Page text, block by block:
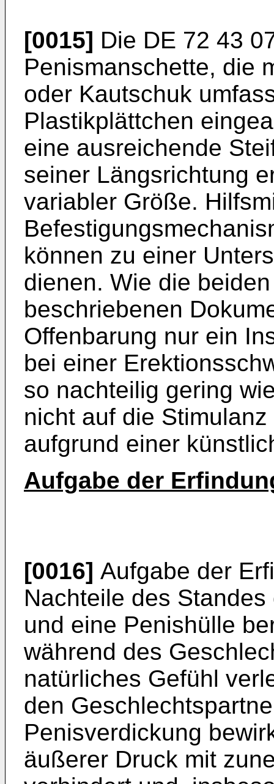
[0015] Die DE 72 43
Penismanschette, die
oder Kautschuk
Plastikplättchen
eine ausreichende
seiner Längsrichtung
variabler Größe.
können zu einer
dienen. Wie die
beschriebenen
Offenbarung nur ein
bei einer
so nachteilig gering
nicht auf die
aufgrund einer
Aufgabe der
[0016] Aufgabe der
Nachteile des
und eine Penishülle
während des
natürliches Gefühl
den
Penisverdickung
äußerer Druck mit